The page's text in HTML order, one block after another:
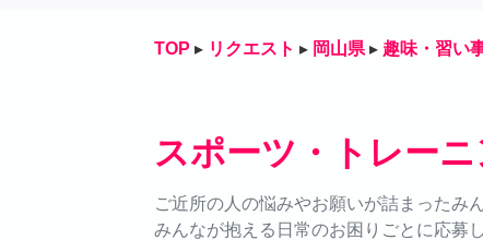
TOP ▸ リクエスト ▸ 岡山県 ▸ 趣味・習い
スポーツ・トレー
ご近所の人の悩みやお願いが詰まったみ
みんなが抱える日常のお困りごとに応募